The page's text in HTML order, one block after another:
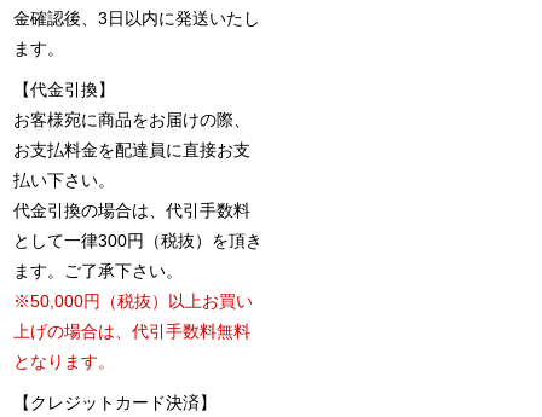
金確認後、3日以内に発送いたし
ます。
【代金引換】
お客様宛に商品をお届けの際、
お支払料金を配達員に直接お支
払い下さい。
代金引換の場合は、代引手数料
として一律300円（税抜）を頂き
ます。ご了承下さい。
※50,000円（税抜）以上お買い
上げの場合は、代引手数料無料
となります。
【クレジットカード決済】